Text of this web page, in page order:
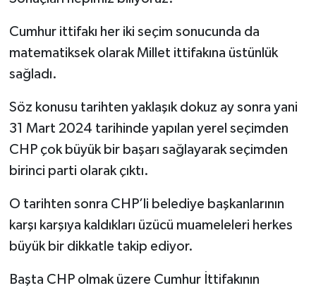
Cumhur ittifakı her iki seçim sonucunda da
matematiksek olarak Millet ittifakına üstünlük
sağladı.
Söz konusu tarihten yaklaşık dokuz ay sonra yani
31 Mart 2024 tarihinde yapılan yerel seçimden
CHP çok büyük bir başarı sağlayarak seçimden
birinci parti olarak çıktı.
O tarihten sonra CHP’li belediye başkanlarının
karşı karşıya kaldıkları üzücü muameleleri herkes
büyük bir dikkatle takip ediyor.
Başta CHP olmak üzere Cumhur İttifakının